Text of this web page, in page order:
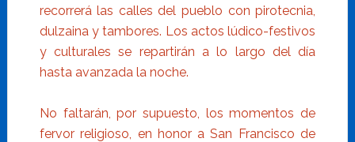
recorrerá las calles del pueblo con pirotecnia,
dulzaina y tambores. Los actos lúdico-festivos
y culturales se repartirán a lo largo del día
hasta avanzada la noche.
No faltarán, por supuesto, los momentos de
fervor religioso, en honor a San Francisco de